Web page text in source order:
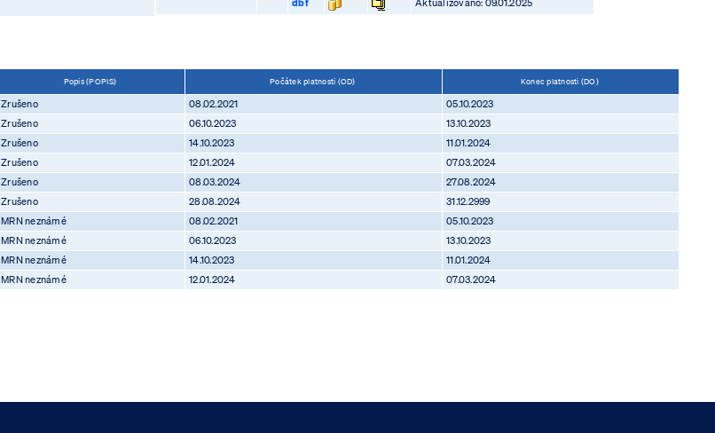
dbf
Aktualizováno: 09.01.2025
Popis (POPIS) Počátek platnosti (OD) Konec platnosti (DO)
Zrušeno 08.02.2021
05.10.2023
Zrušeno 06.10.2023
13.10.2023
Zrušeno 14.10.2023
11.01.2024
Zrušeno 12.01.2024
07.03.2024
Zrušeno 08.03.2024
27.08.2024
Zrušeno 28.08.2024
31.12.2999
MRN neznámé 08.02.2021
05.10.2023
MRN neznámé 06.10.2023
13.10.2023
MRN neznámé 14.10.2023
11.01.2024
MRN neznámé 12.01.2024 07.03.2024